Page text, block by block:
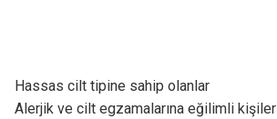
Hassas cilt tipine sahip olanlar
Alerjik ve cilt egzamalarına eğilimli kişiler